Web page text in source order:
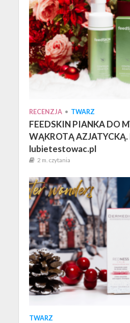
RECENZJA • TWARZ
FEEDSKIN PIANKA DO
WĄKROTĄ
lubietestowac.pl
2 m. czytania
TWARZ